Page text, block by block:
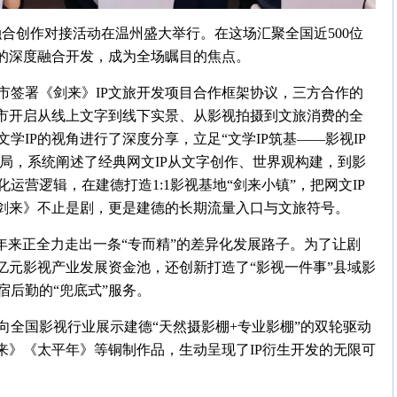
创作对接活动在温州盛大举行。在这场汇聚全国近500位
度融合开发，成为全场瞩目的焦点。
签署《剑来》IP文旅开发项目合作框架协议，三方合作的
启从线上文字到线下实景、从影视拍摄到文旅消费的全
学IP的视角进行了深度分享，立足“文学IP筑基——影视IP
系统阐述了经典网文IP从文字创作、世界观构建，到影
营逻辑，在建德打造1:1影视基地“剑来小镇”，把网文IP
》不止是剧，更是建德的长期流量入口与文旅符号。
正全力走出一条“专而精”的差异化发展路子。为了让剧
影视产业发展资金池，还创新打造了“影视一件事”县域影
勤的“兜底式”服务。
国影视行业展示建德“天然摄影棚+专业影棚”的双轮驱动
《太平年》等铜制作品，生动呈现了IP衍生开发的无限可